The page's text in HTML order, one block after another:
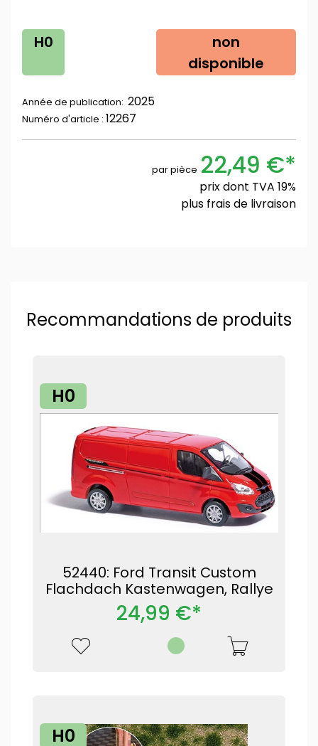
H0
non
disponible
Année de publication: 2025
Numéro d'article : 12267
par pièce 22,49 €*
prix dont TVA 19%
plus frais de livraison
Recommandations de produits
H0
52440: Ford Transit Custom
Flachdach Kastenwagen, Rallye
24,99 €*
H0